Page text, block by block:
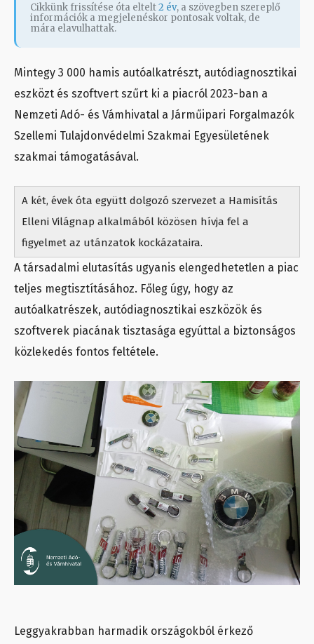
Cikkünk frissítése óta eltelt2 év, a szövegben szereplő
információk a megjelenéskor pontosak voltak, de
mára elavulhattak.
Mintegy 3 000 hamis autóalkatrészt, autódiagnosztikai
eszközt és szoftvert szűrt ki a piacról 2023-ban a
Nemzeti Adó- és Vámhivatal a Járműipari Forgalmazók
Szellemi Tulajdonvédelmi Szakmai Egyesületének
szakmai támogatásával.
A két, évek óta együtt dolgozó szervezet a Hamisítás
Elleni Világnap alkalmából közösen hívja fel a
figyelmet az utánzatok kockázataira.
A társadalmi elutasítás ugyanis elengedhetetlen a piac
teljes megtisztításához. Főleg úgy, hogy az
autóalkatrészek, autódiagnosztikai eszközök és
szoftverek piacának tisztasága egyúttal a biztonságos
közlekedés fontos feltétele.
Leggyakrabban harmadik országokból érkező